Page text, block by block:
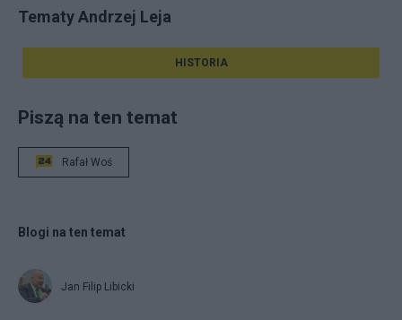
Tematy Andrzej Leja
HISTORIA
Piszą na ten temat
Rafał Woś
Blogi na ten temat
Jan Filip Libicki